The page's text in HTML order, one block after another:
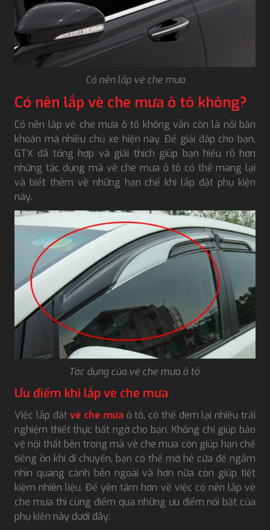
Có nên lắp vè che mưa
Có nên lắp vè che mưa ô tô không?
Có nên lắp vè che mưa ô tô không vẫn còn là nỗi băn
khoăn mà nhiều chủ xe hiện nay. Để giải đáp cho bạn,
GTX đã tổng hợp và giải thích giúp bạn hiểu rõ hơn
những tác dụng mà vè che mưa ô tô có thể mang lại
và biết thêm về những hạn chế khi lắp đặt phụ kiện
này.
Tác dụng của vè che mưa ô tô
Ưu điểm khi lắp vè che mưa
Việc lắp đặtvè che mưa ô tô, có thể đem lại nhiều trải
nghiệm thiết thực bất ngờ cho bạn. Không chỉ giúp bảo
vệ nội thất bên trong mà vè che mưa còn giúp hạn chế
tiếng ồn khi di chuyển, bạn có thể mở hé cửa để ngắm
nhìn quang cảnh bên ngoài và hơn nữa còn giúp tiết
kiệm nhiên liệu. Để yên tâm hơn về việc có nên lắp vè
che mưa thì cùng điểm qua những ưu điểm nổi bật của
phụ kiện này dưới đây: